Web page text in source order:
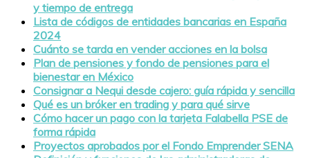
y tiempo de entrega
Lista de códigos de entidades bancarias en España
2024
Cuánto se tarda en vender acciones en la bolsa
Plan de pensiones y fondo de pensiones para el
bienestar en México
Consignar a Nequi desde cajero: guía rápida y sencilla
Qué es un bróker en trading y para qué sirve
Cómo hacer un pago con la tarjeta Falabella PSE de
forma rápida
Proyectos aprobados por el Fondo Emprender SENA